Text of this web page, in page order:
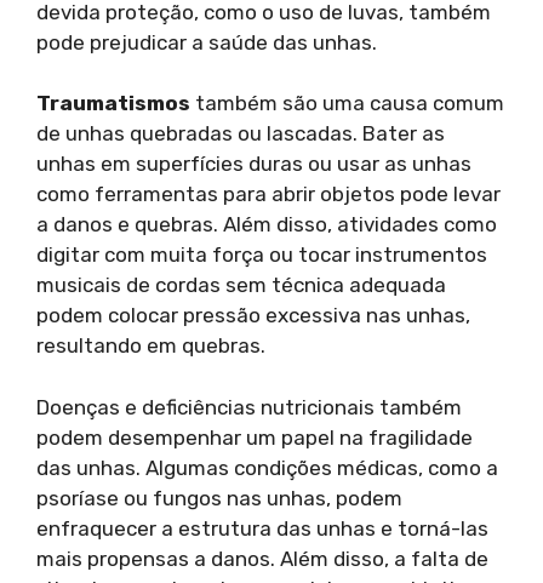
devida proteção, como o uso de luvas, também
pode prejudicar a saúde das unhas.
Traumatismos também são uma causa comum
de unhas quebradas ou lascadas. Bater as
unhas em superfícies duras ou usar as unhas
como ferramentas para abrir objetos pode levar
a danos e quebras. Além disso, atividades como
digitar com muita força ou tocar instrumentos
musicais de cordas sem técnica adequada
podem colocar pressão excessiva nas unhas,
resultando em quebras.
Doenças e deficiências nutricionais também
podem desempenhar um papel na fragilidade
das unhas. Algumas condições médicas, como a
psoríase ou fungos nas unhas, podem
enfraquecer a estrutura das unhas e torná-las
mais propensas a danos. Além disso, a falta de